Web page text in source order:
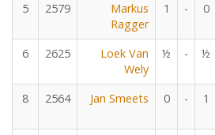
5 2579
Markus
Ragger
1 - 0
6 2625
Loek Van
Wely
½ - ½
8 2564 Jan Smeets 0 - 1